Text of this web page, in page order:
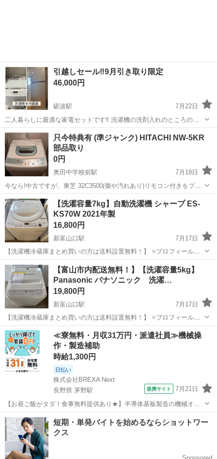
引越しセール‼️9月引き取り限定
46,000円
砺波駅
7月22日
二人暮らしに最適な家電セットです‼️ 洗濯機の洗剤入れのところの
み、画像のように透明のガムテープをつけないと蓋があいてしまうこ
とがあります。 その他は問題なく使えます♩まとめて引き取り希望で
すが、単品の場合はお伝えください。...
富山 砺波市 砺波駅 生活家電
只今特典有 (準ジャンク) HITACHI NW-5KR
部品取り
0円
奥田中学校前駅
7月18日
今なら!中古ですが、東芝 32C3500(傷や汚れあり)リモコン付きをプレ
ゼントします! 動作確認済みです。 メインは古い洗濯機です。 正直ま
だ使えるんですが、脱水のときの音が多少大きいと思います。それ以
外の洗いとすすぎは...
富山 富山市 奥田中学校前駅 生活家電
【洗濯容量7kg】自動洗濯機 シャープ ES-
KS70W 2021年製
16,800円
新富山口駅
7月17日
【洗濯機冷蔵庫まとめ買いの方は送料設置無料！】 ⭐️プロフィールを
お読みになってから、ご連絡下さい！ 倉庫にスタッフ常駐しており
ません！ アポイントなしでの直接の訪問はお控えくださいませ！ ま
た隣にある大きな倉庫は別会社...
富山 富山市 新富山口駅 生活家電 階段
【富山市内配送無料！】【洗濯容量5kg】
Panasonic パナソニック 洗濯…
19,800円
新富山口駅
7月17日
【洗濯機冷蔵庫まとめ買いの方は送料設置無料！】 ⭐️プロフィールを
お読みになってから、ご連絡下さい！ 倉庫にスタッフ常駐しており
ません！ アポイントなしでの直接の訪問はお控えくださいませ！ ま
た隣にある大きな倉庫は別会社...
富山 富山市 新富山口駅 生活家電 階段
≪寮無料・月収31万円・派遣社員≫機械操
作・製造補助
時給1,300円
日払い
株式会社BREXA Next
長野県 茅野駅
提携サイト 7月21日
【お昼ご飯がタダ！食事無料提供あり★】半導体基板製造の機械オペ
レーターや検査作業！未経験活躍中★カップル＆友達同士の応募OK！
赴任旅費会社負担★嬉しい無料送迎◎正社員登用制度あり！マイカー
通勤OK！無料駐車場完備！《長野県茅...
長野 茅野市 茅野駅